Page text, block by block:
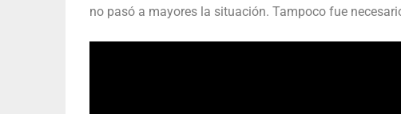
no pasó a mayores la situación. Tampoco fue